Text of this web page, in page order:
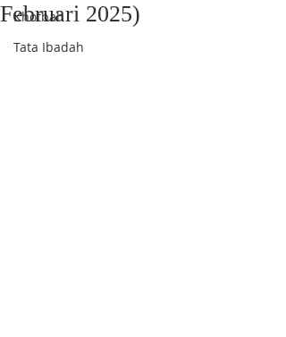
Khotbah
Tata Ibadah
Februari 2025)